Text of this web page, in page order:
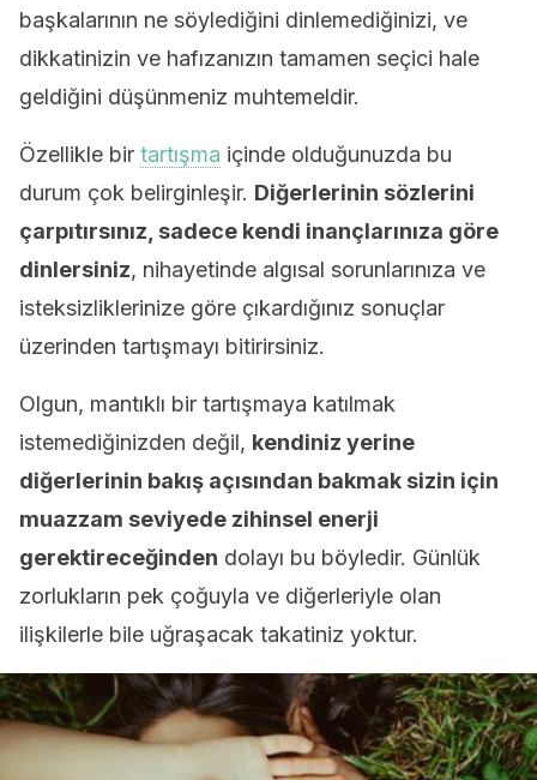
başkalarının ne söylediğini dinlemediğinizi, ve
dikkatinizin ve hafızanızın tamamen seçici hale
geldiğini düşünmeniz muhtemeldir.
Özellikle bir tartışma içinde olduğunuzda bu
durum çok belirginleşir. Diğerlerinin sözlerini
çarpıtırsınız, sadece kendi inançlarınıza göre
dinlersiniz, nihayetinde algısal sorunlarınıza ve
isteksizliklerinize göre çıkardığınız sonuçlar
üzerinden tartışmayı bitirirsiniz.
Olgun, mantıklı bir tartışmaya katılmak
istemediğinizden değil, kendiniz yerine
diğerlerinin bakış açısından bakmak sizin için
muazzam seviyede zihinsel enerji
gerektireceğinden dolayı bu böyledir. Günlük
zorlukların pek çoğuyla ve diğerleriyle olan
ilişkilerle bile uğraşacak takatiniz yoktur.